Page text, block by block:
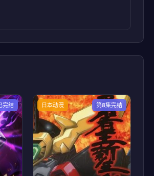
完结 日本动漫 第8集完结